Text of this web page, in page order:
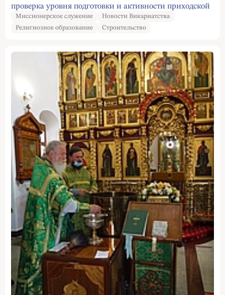
проверка уровня подготовки и активности приходской
деятельности миссионеров-катехизаторов
Миссионерское служение
Новости Викариатства
Религиозное образование
Строительство